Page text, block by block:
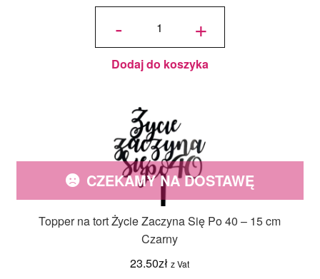
-
ilość
Miniowe
Love -
Życie
Zaczyna
Się Po
cm
Czarny
+
Dodaj do koszyka
Topper na tort Życie Zaczyna Się Po 40 – 15 cm
Czarny
23.50zł z Vat
CZEKAMY NA DOSTAWĘ